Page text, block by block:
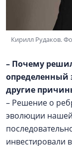
Кирилл Рудаков.
– Почему
определенный
другие
– Решение о
эволюции
инвестировали